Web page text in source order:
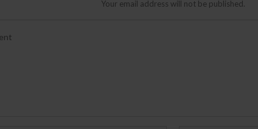
Your email address will not be published.